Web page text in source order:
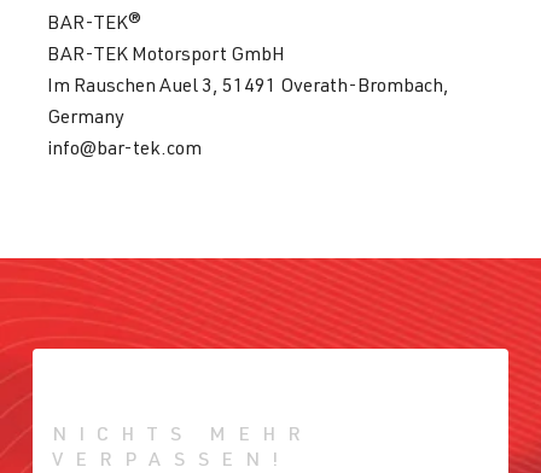
BAR-TEK®
BAR-TEK Motorsport GmbH
Im Rauschen Auel 3, 51491 Overath-Brombach,
Germany
info@bar-tek.com
NICHTS MEHR
VERPASSEN!